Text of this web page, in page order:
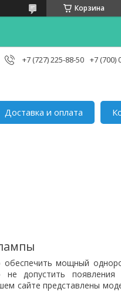
Корзина
+7 (727) 225-88-50 +7 (700)
Доставка и оплата
мощный
допустить появления
сайте представлены